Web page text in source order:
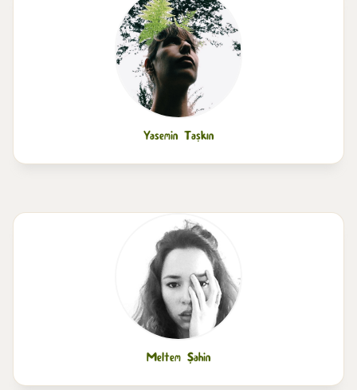
Yasemin Taşkın
Meltem Şahin